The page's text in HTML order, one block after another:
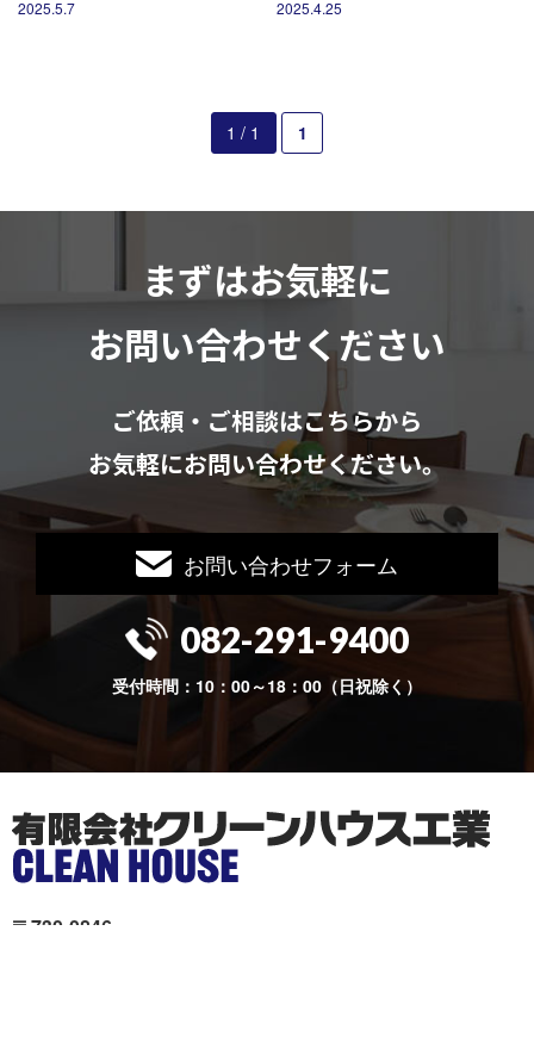
2025.5.7 2025.4.25
1 / 1 1
まずはお気軽に
お問い合わせください
ご依頼・ご相談はこちらから
お気軽にお問い合わせください。
お問い合わせフォーム
082-291-9400
受付時間：10：00～18：00（日祝除く）
〒730-0846